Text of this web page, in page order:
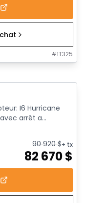
#1T325
I6 Hurricane
arrêt a...
90 920$+ tx
82 670$